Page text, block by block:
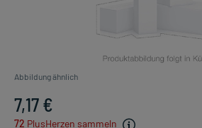
Abbildung ähnlich
7,17 €
72 PlusHerzen sammeln